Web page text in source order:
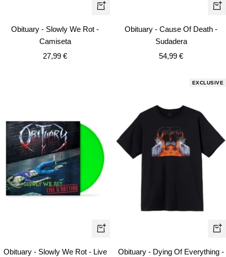
Vista
Obituary - Slowly We Rot -
Camiseta
Precio
27,99 €
Obituary - Cause Of Death -
Sudadera
Precio
54,99 €
+
Añadir
Obituary - Slowly We Rot - Live
EXCLUSIVE
Obituary - Dying Of Everything -